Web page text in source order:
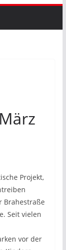
Projekt,
Brahestraße
Seit vielen
vor der